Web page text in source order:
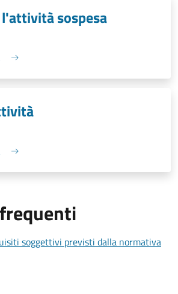
sospesa
soggettivi previsti dalla normativa